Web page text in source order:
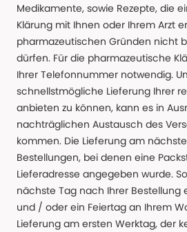
Medikamente, sowie Rezepte, die
Klärung mit Ihnen oder Ihrem Arzt
pharmazeutischen Gründen nicht
dürfen. Für die pharmazeutische
Ihrer Telefonnummer notwendig.
schnellstmögliche Lieferung Ihrer
anbieten zu können, kann es in
nachträglichen Austausch des
kommen. Die Lieferung am
Bestellungen, bei denen eine
Lieferadresse angegeben wurde.
nächste Tag nach Ihrer Bestellung
und / oder ein Feiertag an Ihrem
Lieferung am ersten Werktag, der